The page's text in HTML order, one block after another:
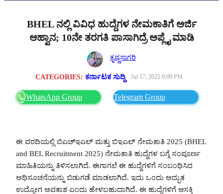
BHEL ನಲ್ಲಿ ವಿವಿಧ ಹುದ್ದೆಗಳ ನೇಮಕಾತಿಗೆ ಅರ್ಜಿ
ಆಹ್ವಾನ; 10ನೇ ತರಗತಿ ಪಾಸಾಗಿದ್ರೆ ಅಪ್ಲೈ ಮಾಡಿ
ಕೃಷ್ಣಸಾಗರಿ
CATEGORIES: ಕರ್ನಾಟಕ ಸುದ್ದಿ Jul 17, 2025 9:09 PM
WhatsApp Group Telegram Group
ಈ ವರದಿಯಲ್ಲಿ ಬಿಎಚ್‌ಇಎಲ್ ಮತ್ತು ಬಿಇಎಲ್ ನೇಮಕಾತಿ 2025 (BHEL
and BEL Recruitment 2025) ನೇಮಕಾತಿ ಹುದ್ದೆಗಳ ಬಗ್ಗೆ ಸಂಪೂರ್ಣ
ಮಾಹಿತಿಯನ್ನು ತಿಳಿಸಲಾಗಿದೆ. ಈಗಾಗಲೆ ಈ ಹುದ್ದೆಗಳಿಗೆ ಸಂಬಂಧಿಸಿದ
ಅಧಿಸೂಚನೆಯನ್ನು ಬಿಡುಗಡೆ ಮಾಡಲಾಗಿದೆ. ಇದು ಒಂದು ಅದ್ಭುತ
ಉದ್ಯೋಗ ಅವಕಾಶ ಎಂದು ಹೇಳಬಹುದಾಗಿದೆ. ಈ ಹುದ್ದೆಗಳಿಗೆ ಆಸಕ್ತಿ